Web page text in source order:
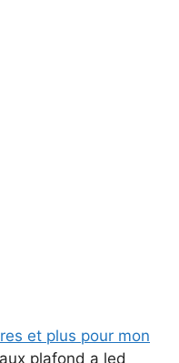
et plus pour mon
plafond a led